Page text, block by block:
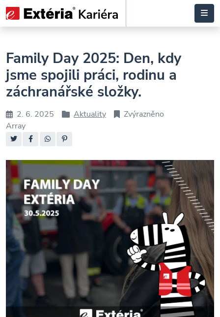
Family Day 2025: Den, kdy
jsme spojili práci, rodinu a
záchranářské složky.
Datum
příspěvku
2. 6. 2025 Rubriky
Aktuality Zvýrazněno
Sdílejte:
Array